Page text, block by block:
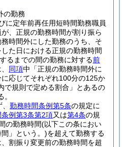
の勤務
に定年前再任用短時間勤務職員
、正規の勤務時間が割り振ら
時間外にした勤務のうち、そ
た日における正規の勤務時間
るまでの間の勤務に対する前
同項中「正規の勤務時間外に
応じてそれぞれ100分の125か
で規則で定める割合」とあるの
勤務時間条例第5条の規定に
例第3条第2項又は第4条の規
の勤務時間(以下この条におい
」という。)を超えて勤務する
割振り変更前の勤務時間を超